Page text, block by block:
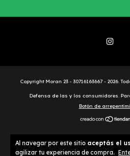
Al navegar por este sitio aceptás el
agilizar tu experiencia de compra.
Copyright Moran 23 - 30716163667 - 2026.
Defensa de las y los consumidores.
Botón de